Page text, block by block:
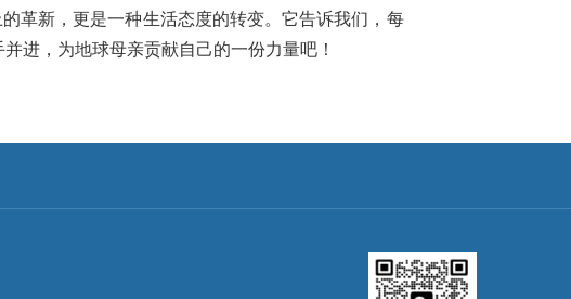
革新，更是一种生活态度的转变。它告诉我们，每
进，为地球母亲贡献自己的一份力量吧！